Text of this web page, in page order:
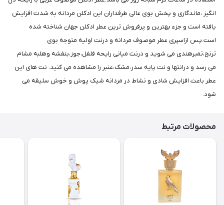
انگیز ،ماندگاری و پخش بوی عالی طرفداران این ادکلن مردانه به شدت افزایش
یافته است و جزء بهترین و پرفروش ترین عطر ادکلن جهان شناخته شده
است.پس ازاسپری عطر موصوف مردانه و درنت اولیه متوجه بوی
ترنج،تمبرهندی می شوید و درنت میانی رایحه فلفل،جوز،بنفشه وهلبه مشام
می رسد و درانتها و نت پایه سدر،مشک،عنبر را مشاهده می کنید. نت های این
عطر باعث افزایش شادی و نشاط در مردانه شیک پوش و خوش سلیقه می
شود.
محصولات مرتبط